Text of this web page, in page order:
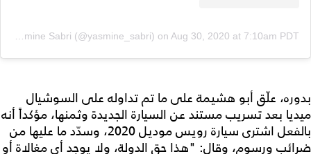
on Aug 30, 2020 at 7:10am PDT
بدوره، علّق أبو هشيمة على ما تم تداوله على السوشيال
ميديا بعد تسريب مستند عن السيارة الجديدة وثمنها، مؤكداً أنه
بالفعل اشترى سيارة رويس موديل 2020، وسدّد ما عليها من
ضرائب ورسوم، وقال: "هذا حق الدولة، ولا يوجد أي مغالاة أو